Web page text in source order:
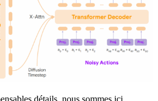
détails, nous sommes ici